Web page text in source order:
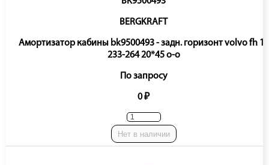
BERGKRAFT
Амортизатор кабины bk9500493 - задн. горизонт volvo fh 12
233-264 20*45 o-o
По запросу
0 ₽
Нет в наличии